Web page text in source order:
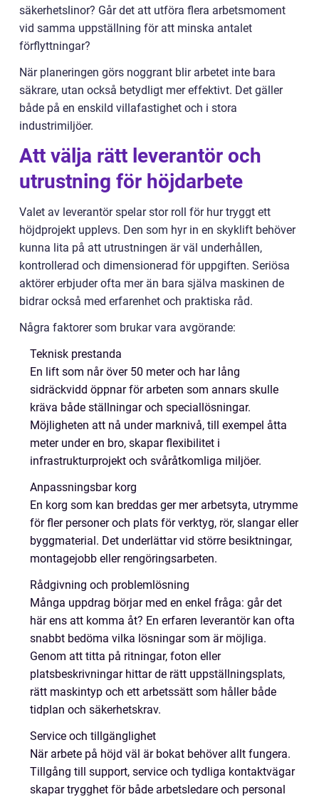
säkerhetslinor? Går det att utföra flera arbetsmoment
vid samma uppställning för att minska antalet
förflyttningar?
När planeringen görs noggrant blir arbetet inte bara
säkrare, utan också betydligt mer effektivt. Det gäller
både på en enskild villafastighet och i stora
industrimiljöer.
Att välja rätt leverantör och
utrustning för höjdarbete
Valet av leverantör spelar stor roll för hur tryggt ett
höjdprojekt upplevs. Den som hyr in en skyklift behöver
kunna lita på att utrustningen är väl underhållen,
kontrollerad och dimensionerad för uppgiften. Seriösa
aktörer erbjuder ofta mer än bara själva maskinen de
bidrar också med erfarenhet och praktiska råd.
Några faktorer som brukar vara avgörande:
Teknisk prestanda
En lift som når över 50 meter och har lång
sidräckvidd öppnar för arbeten som annars skulle
kräva både ställningar och speciallösningar.
Möjligheten att nå under marknivå, till exempel åtta
meter under en bro, skapar flexibilitet i
infrastrukturprojekt och svåråtkomliga miljöer.
Anpassningsbar korg
En korg som kan breddas ger mer arbetsyta, utrymme
för fler personer och plats för verktyg, rör, slangar eller
byggmaterial. Det underlättar vid större besiktningar,
montagejobb eller rengöringsarbeten.
Rådgivning och problemlösning
Många uppdrag börjar med en enkel fråga: går det
här ens att komma åt? En erfaren leverantör kan ofta
snabbt bedöma vilka lösningar som är möjliga.
Genom att titta på ritningar, foton eller
platsbeskrivningar hittar de rätt uppställningsplats,
rätt maskintyp och ett arbetssätt som håller både
tidplan och säkerhetskrav.
Service och tillgänglighet
När arbete på höjd väl är bokat behöver allt fungera.
Tillgång till support, service och tydliga kontaktvägar
skapar trygghet för både arbetsledare och personal